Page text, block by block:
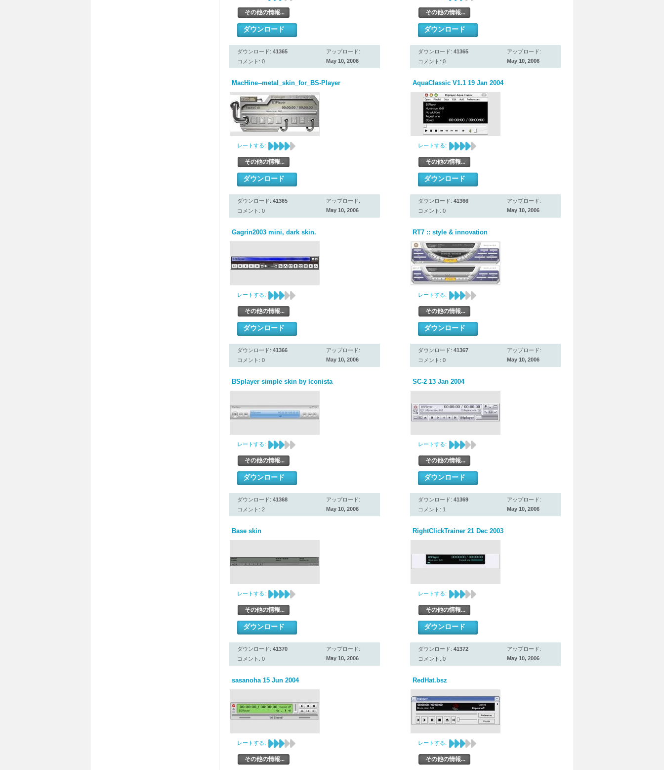
その他の情報...
ダウンロード
ダウンロード: 41365
コメント: 0
アップロード:
May 10, 2006
その他の情報...
ダウンロード
ダウンロード: 41365
コメント: 0
アップロード:
May 10, 2006
MacHine--metal_skin_for_BS-Player
レートする:
その他の情報...
ダウンロード
ダウンロード: 41365
コメント: 0
アップロード:
May 10, 2006
AquaClassic V1.1 19 Jan 2004
レートする:
その他の情報...
ダウンロード
ダウンロード: 41366
コメント: 0
アップロード:
May 10, 2006
Gagrin2003 mini, dark skin.
レートする:
その他の情報...
ダウンロード
ダウンロード: 41366
コメント: 0
アップロード:
May 10, 2006
RT7 :: style & innovation
レートする:
その他の情報...
ダウンロード
ダウンロード: 41367
コメント: 0
アップロード:
May 10, 2006
BSplayer simple skin by Iconista
レートする:
その他の情報...
ダウンロード
ダウンロード: 41368
コメント: 2
アップロード:
May 10, 2006
SC-2 13 Jan 2004
レートする:
その他の情報...
ダウンロード
ダウンロード: 41369
コメント: 1
アップロード:
May 10, 2006
Base skin
レートする:
その他の情報...
ダウンロード
ダウンロード: 41370
コメント: 0
アップロード:
May 10, 2006
RightClickTrainer 21 Dec 2003
レートする:
その他の情報...
ダウンロード
ダウンロード: 41372
コメント: 0
アップロード:
May 10, 2006
sasanoha 15 Jun 2004
レートする:
その他の情報...
RedHat.bsz
レートする:
その他の情報...